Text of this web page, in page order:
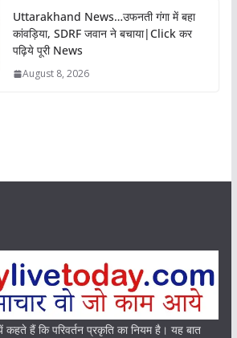
Uttarakhand News…उफनती गंगा में बहा
कांवड़िया, SDRF जवान ने बचाया|Click कर
पढ़िये पूरी News
August 8, 2026
हैं कि परिवर्तन प्रकृति का नियम है। यह बात